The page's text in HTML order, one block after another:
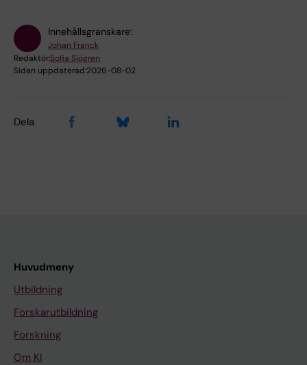
Innehållsgranskare:
Johan Franck
Redaktör:Sofia Sjögren
Sidan uppdaterad:2026-08-02
Dela
Huvudmeny
Utbildning
Forskarutbildning
Forskning
Om KI